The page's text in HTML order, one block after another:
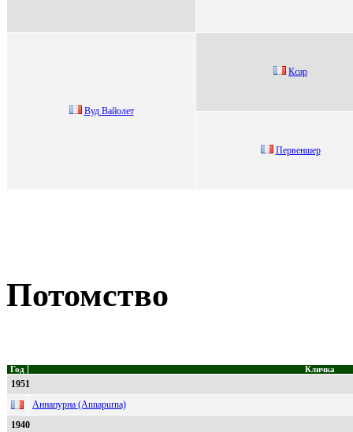
Вуд Вайoлет
Кcaр
Пepвeншep
Потомство
Год Кличка
1951
Аннапурна (Annapurna)
1940